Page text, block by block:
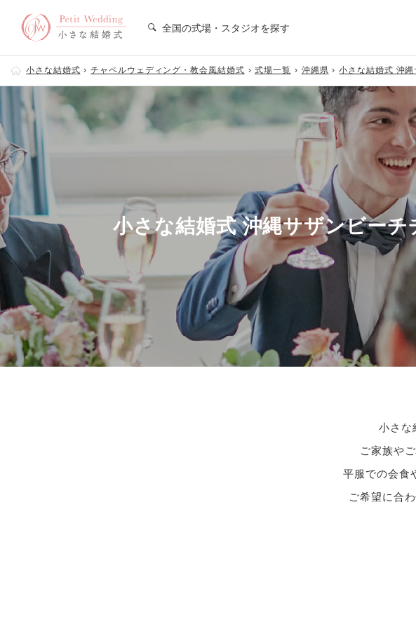
全国の式場・スタジオを探す
小さな結婚式 チャペルウェディング・教会風結婚式 式場一覧 沖縄県 小さな結婚式 沖縄
小さな結婚式 沖縄サザンビー
小さな
ご家族や
平服での会食
ご希望に合